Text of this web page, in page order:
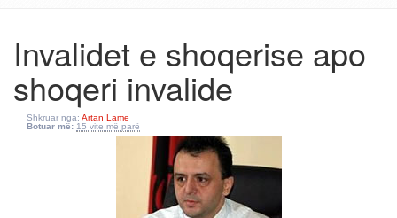
Invalidet e shoqerise apo
shoqeri invalide
Shkruar nga: Artan Lame
Botuar më: 15 vite më parë